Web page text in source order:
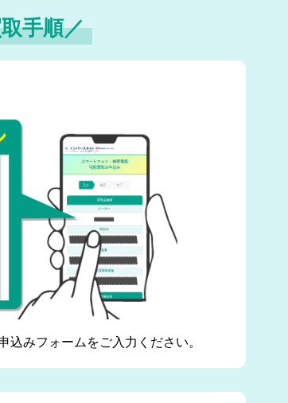
手順／
みフォームをご入力ください。